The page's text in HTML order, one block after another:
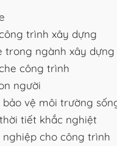
trình xây dựng
ngành xây dựng
công trình
người
vệ môi trường
tiết khắc nghiệt
cho công trình